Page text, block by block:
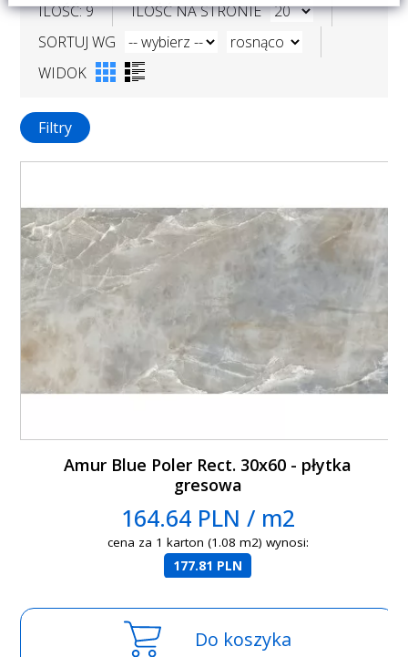
ILOŚĆ: 9
ILOŚĆ NA STRONIE
SORTUJ WG
WIDOK
Filtry
Amur Blue Poler Rect. 30x60 - płytka
gresowa
164.64 PLN / m2
cena za 1 karton (1.08 m2) wynosi:
177.81 PLN
Do koszyka